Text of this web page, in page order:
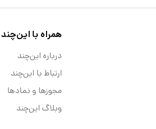
همراه با این‌چند
درباره این‌چند
ارتباط با این‌چند
مجوزها و نماد‌ها
وبلاگ این‌چند